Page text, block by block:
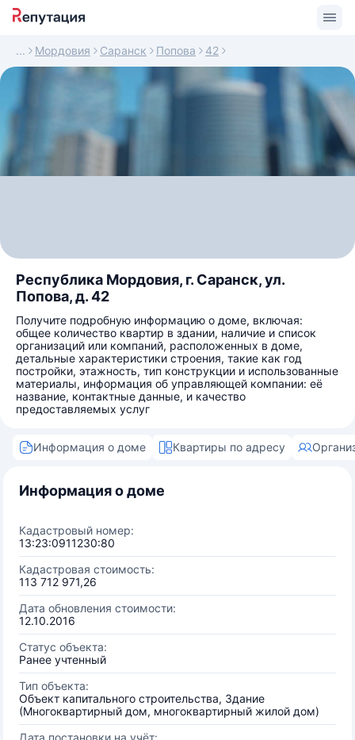
Мордовия Саранск Попова 42
Республика Мордовия, г. Саранск, ул.
Попова, д. 42
Получите подробную информацию о доме, включая:
общее количество квартир в здании, наличие и список
организаций или компаний, расположенных в доме,
детальные характеристики строения, такие как год
постройки, этажность, тип конструкции и использованные
материалы, информация об управляющей компании: её
название, контактные данные, и качество
предоставляемых услуг
Информация о доме Квартиры по адресу
Информация о доме
Кадастровый номер:
13:23:0911230:80
Кадастровая стоимость:
113 712 971,26
Дата обновления стоимости:
12.10.2016
Статус объекта:
Ранее учтенный
Тип объекта:
Объект капитального строительства, Здание
(Многоквартирный дом, многоквартирный жилой дом)
Дата постановки на учёт: